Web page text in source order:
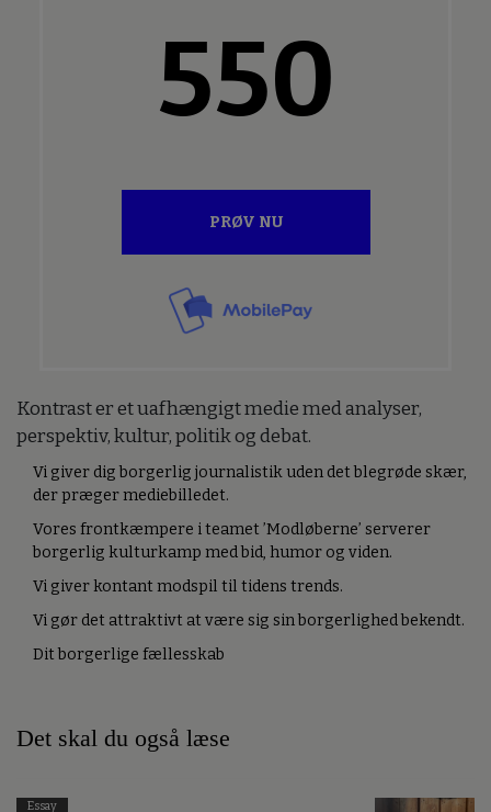
550
PRØV NU
Kontrast er et uafhængigt medie med analyser,
perspektiv, kultur, politik og debat.
Vi giver dig borgerlig journalistik uden det blegrøde skær,
der præger mediebilledet.
Vores frontkæmpere i teamet ’Modløberne’ serverer
borgerlig kulturkamp med bid, humor og viden.
Vi giver kontant modspil til tidens trends.
Vi gør det attraktivt at være sig sin borgerlighed bekendt.
Dit borgerlige fællesskab
Det skal du også læse
Essay